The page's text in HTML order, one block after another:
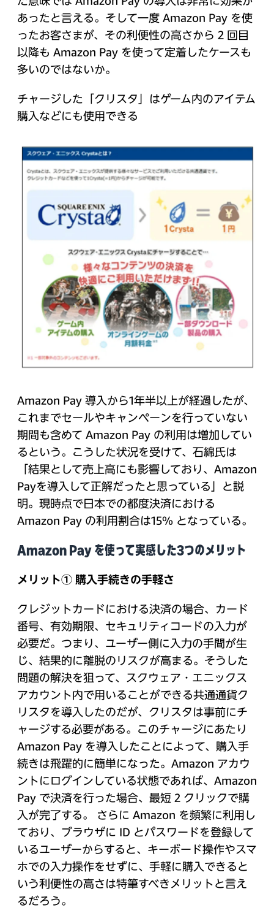
あったと言える。そして一度 Amazon Pay を使
ったお客さまが、その利便性の高さから 2 回目
以降も Amazon Pay を使って定着したケースも
多いのではないか。
チャージした「クリスタ」はゲーム内のアイテム
購入などにも使用できる
Amazon Pay 導入から1年半以上が経過したが、
これまでセールやキャンペーンを行っていない
期間も含めて Amazon Pay の利用は増加してい
るという。こうした状況を受けて、石綿氏は
「結果として売上高にも影響しており、Amazon
Payを導入して正解だったと思っている」と説
明。現時点で日本での都度決済における
Amazon Pay の利用割合は15% となっている。
Amazon Pay を使って実感した3つのメリット
メリット① 購入手続きの手軽さ
クレジットカードにおける決済の場合、カード
番号、有効期限、セキュリティコードの入力が
必要だ。つまり、ユーザー側に入力の手間が生
じ、結果的に離脱のリスクが高まる。そうした
問題の解決を狙って、スクウェア・エニックス
アカウント内で用いることができる共通通貨ク
リスタを導入したのだが、クリスタは事前にチ
ャージする必要がある。このチャージにあたり
Amazon Pay を導入したことによって、購入手
続きは飛躍的に簡単になった。Amazon アカウ
ントにログインしている状態であれば、Amazon
Pay で決済を行った場合、最短 2 クリックで購
入が完了する。 さらに Amazon を頻繁に利用し
ており、ブラウザに ID とパスワードを登録して
いるユーザーからすると、キーボード操作やスマ
ホでの入力操作をせずに、手軽に購入できると
いう利便性の高さは特筆すべきメリットと言え
るだろう。